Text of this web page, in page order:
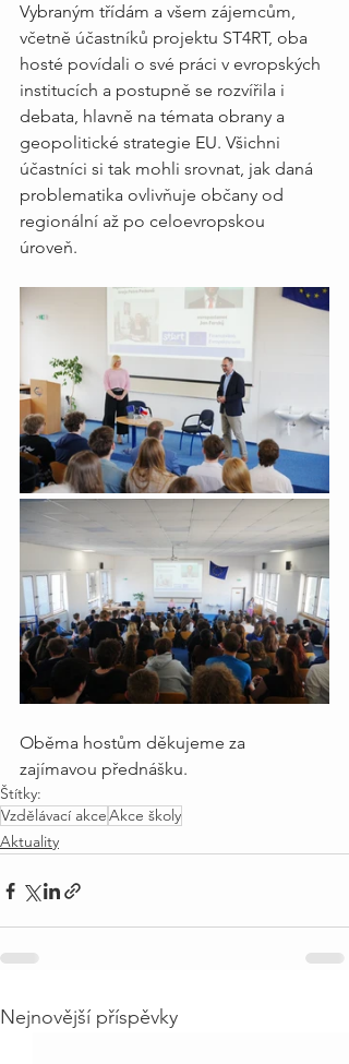
Vybraným třídám a všem zájemcům,
včetně účastníků projektu ST4RT, oba
hosté povídali o své práci v evropských
institucích a postupně se rozvířila i
debata, hlavně na témata obrany a
geopolitické strategie EU. Všichni
účastníci si tak mohli srovnat, jak daná
problematika ovlivňuje občany od
regionální až po celoevropskou
úroveň.
Oběma hostům děkujeme za
zajímavou přednášku.
Štítky:
Vzdělávací akceAkce školy
Aktuality
Nejnovější příspěvky